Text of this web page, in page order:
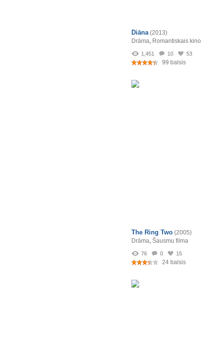
Diāna (2013)
Drāma, Romantiskais kino
1,451 10 53
99 balsis
The Ring Two (2005)
Drāma, Šausmu filma
76 0 15
24 balsis